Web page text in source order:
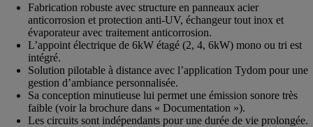
Fabrication robuste avec structure en panneaux acier
anticorrosion et protection anti-UV, échangeur tout inox et
évaporateur avec traitement anticorrosion.
L’appoint électrique de 6kW étagé (2, 4, 6kW) mono ou tri est
intégré.
Solution pilotable à distance avec l’application Tydom pour une
gestion d’ambiance personnalisée.
Sa conception minutieuse lui permet une émission sonore très
faible (voir la brochure dans « Documentation »).
Les circuits sont indépendants pour une durée de vie prolongée.